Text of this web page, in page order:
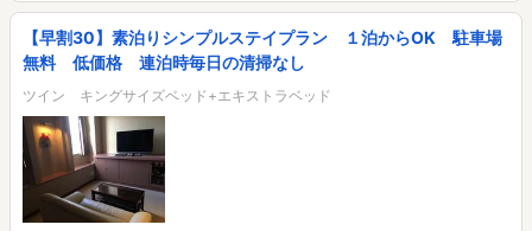
【早割30】素泊りシンプルステイプラン １泊からOK 駐車場
無料 低価格 連泊時毎日の清掃なし
ツイン キングサイズベッド+エキストラベッド